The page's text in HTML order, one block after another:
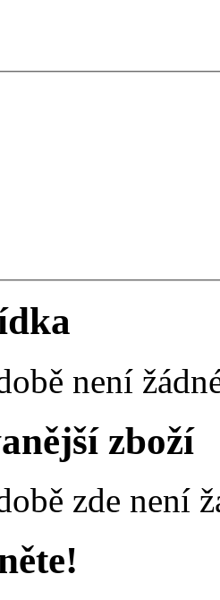
není
zboží
zde není